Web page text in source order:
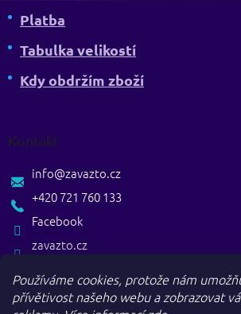
Používáme cookies, protože nám
přívětivost našeho webu a zobrazovat
Platba
Tabulka velikostí
Kdy obdržím zboží
Kontakt
zavazto.cz
info@zavazto.cz
+420 721 760 133
Facebook